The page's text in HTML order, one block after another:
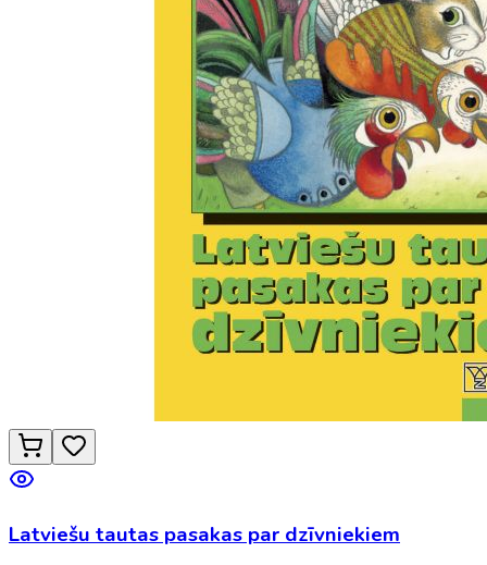
Latviešu tautas pasakas par dzīvniekiem